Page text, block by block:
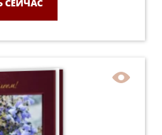
СЕЙЧАС